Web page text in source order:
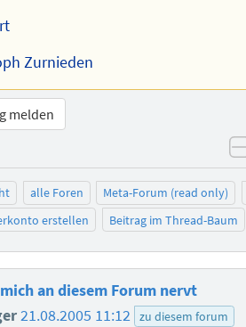
Zurnieden
melden
alle Foren
Meta-Forum (read only)
erstellen
Beitrag im Thread-Baum
an diesem Forum nervt
21.08.2005 11:12 zu diesem forum